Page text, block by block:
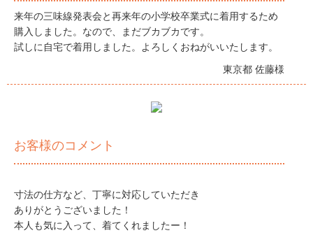
来年の三味線発表会と再来年の小学校卒業式に着用するため
購入しました。なので、まだブカブカです。
試しに自宅で着用しました。よろしくおねがいいたします。
東京都 佐藤様
お客様のコメント
寸法の仕方など、丁寧に対応していただき
ありがとうございました！
本人も気に入って、着てくれましたー！